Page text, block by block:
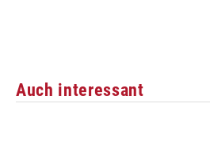
Auch interessant